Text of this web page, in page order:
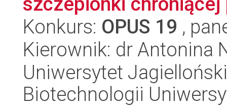
Konkurs: OPUS 19 ,
Kierownik: dr Antonina
Uniwersytet
Biotechnologii